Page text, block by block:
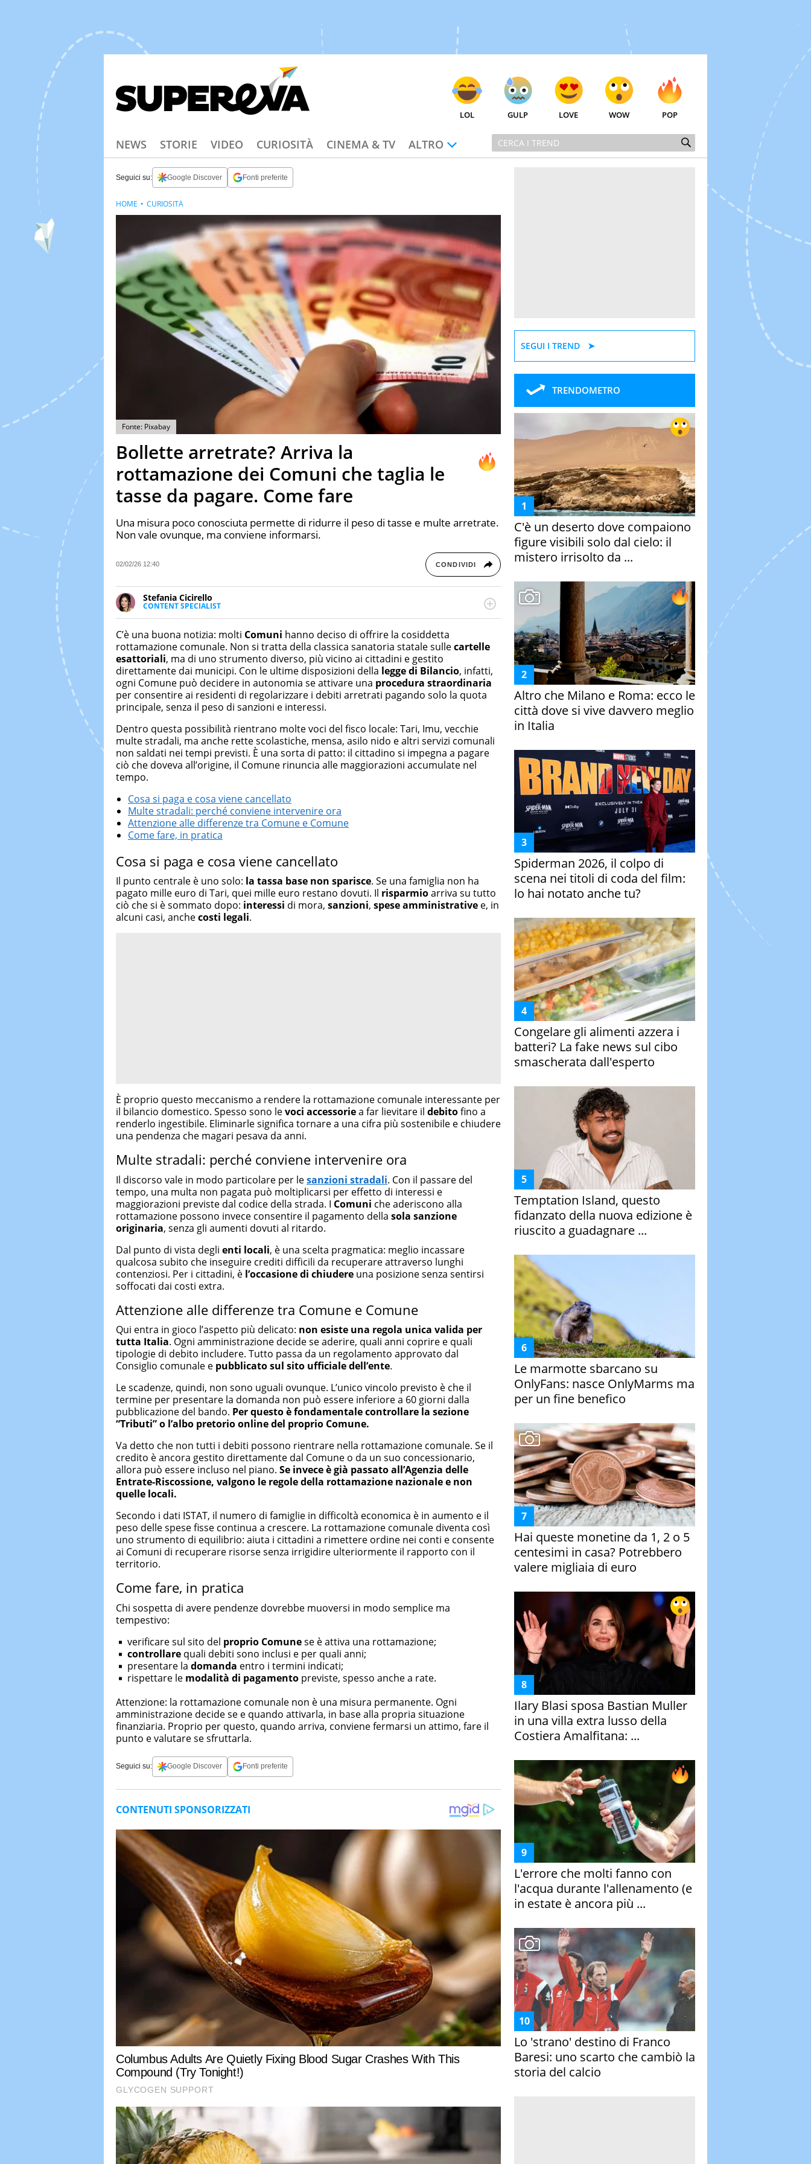
LOL GULP LOVE WOW POP
NEWS STORIE VIDEO CURIOSITÀ CINEMA & TV ALTRO
Seguici su: Google Discover Fonti preferite
Fonte: Pixabay
Bollette arretrate? Arriva la
rottamazione dei Comuni che taglia le
tasse da pagare. Come fare
Una misura poco conosciuta permette di ridurre il peso di tasse e multe arretrate.
Non vale ovunque, ma conviene informarsi.
02/02/26 12:40 CONDIVIDI
Stefania Cicirello
CONTENT SPECIALIST
Content writer, video editor e fotografa, ha conseguito un Master in Digital & Social
focus su Costume & Società, Moda e Bellezza.
HOME CURIOSITÀ
C’è una buona notizia: molti Comuni hanno deciso di offrire la cosiddetta
rottamazione comunale. Non si tratta della classica sanatoria statale sullecartelle
esattoriali, ma di uno strumento diverso, più vicino ai cittadini e gestito
direttamente dai municipi. Con le ultime disposizioni della legge di Bilancio, infatti,
ogni Comune può decidere in autonomia se attivare una procedura straordinaria
per consentire ai residenti di regolarizzare i debiti arretrati pagando solo la quota
principale, senza il peso di sanzioni e interessi.
Dentro questa possibilità rientrano molte voci del fisco locale: Tari, Imu, vecchie
multe stradali, ma anche rette scolastiche, mensa, asilo nido e altri servizi comunali
non saldati nei tempi previsti. È una sorta di patto: il cittadino si impegna a pagare
ciò che doveva all’origine, il Comune rinuncia alle maggiorazioni accumulate nel
tempo.
Cosa si paga e cosa viene cancellato
Multe stradali: perché conviene intervenire ora
Attenzione alle differenze tra Comune e Comune
Come fare, in pratica
Cosa si paga e cosa viene cancellato
Il punto centrale è uno solo: la tassa base non sparisce. Se una famiglia non ha
pagato mille euro di Tari, quei mille euro restano dovuti. Il risparmioarriva su tutto
ciò che si è sommato dopo: interessi di mora, sanzioni, spese amministrative e, in
alcuni casi, anchecosti legali.
È proprio questo meccanismo a rendere la rottamazione comunale interessante per
il bilancio domestico. Spesso sono levoci accessoriea far lievitare il debitofino a
renderlo ingestibile. Eliminarle significa tornare a una cifra più sostenibile e chiudere
una pendenza che magari pesava da anni.
Multe stradali: perché conviene intervenire ora
Il discorso vale in modo particolare per lesanzioni stradali. Con il passare del
tempo, una multa non pagata può moltiplicarsi per effetto di interessi e
maggiorazioni previste dal codice della strada. I Comuni che aderiscono alla
rottamazione possono invece consentire il pagamento della sola sanzione
originaria, senza gli aumenti dovuti al ritardo.
Dal punto di vista degli enti locali, è una scelta pragmatica: meglio incassare
qualcosa subito che inseguire crediti difficili da recuperare attraverso lunghi
contenziosi. Per i cittadini, è l’occasione di chiudere una posizione senza sentirsi
soffocati dai costi extra.
Attenzione alle differenze tra Comune e Comune
Qui entra in gioco l’aspetto più delicato: non esiste una regola unica valida per
tutta Italia. Ogni amministrazione decide se aderire, quali anni coprire e quali
tipologie di debito includere. Tutto passa da un regolamento approvato dal
Consiglio comunale e pubblicato sul sito ufficiale dell’ente.
Le scadenze, quindi, non sono uguali ovunque. L’unico vincolo previsto è che il
termine per presentare la domanda non può essere inferiore a 60 giorni dalla
pubblicazione del bando. Per questo è fondamentale controllare la sezione
“Tributi” o l’albo pretorio online del proprio Comune.
Va detto che non tutti i debiti possono rientrare nella rottamazione comunale. Se il
credito è ancora gestito direttamente dal Comune o da un suo concessionario,
allora può essere incluso nel piano. Se invece è già passato all’Agenzia delle
Entrate-Riscossione, valgono le regole della rottamazione nazionale e non
quelle locali.
Secondo i dati ISTAT, il numero di famiglie in difficoltà economica è in aumento e il
peso delle spese fisse continua a crescere. La rottamazione comunale diventa così
uno strumento di equilibrio: aiuta i cittadini a rimettere ordine nei conti e consente
ai Comuni di recuperare risorse senza irrigidire ulteriormente il rapporto con il
territorio.
Come fare, in pratica
Chi sospetta di avere pendenze dovrebbe muoversi in modo semplice ma
tempestivo:
verificare sul sito del proprio Comunese è attiva una rottamazione;
controllare quali debiti sono inclusi e per quali anni;
presentare la domanda entro i termini indicati;
rispettare le modalità di pagamento previste, spesso anche a rate.
Attenzione: la rottamazione comunale non è una misura permanente. Ogni
amministrazione decide se e quando attivarla, in base alla propria situazione
finanziaria. Proprio per questo, quando arriva, conviene fermarsi un attimo, fare il
punto e valutare se sfruttarla.
Seguici su: Google Discover Fonti preferite
SEGUI I TREND
TRENDOMETRO
C'è un deserto dove compaiono
figure visibili solo dal cielo: il
mistero irrisolto da ...
Altro che Milano e Roma: ecco le
città dove si vive davvero meglio
in Italia
Spiderman 2026, il colpo di
scena nei titoli di coda del film:
lo hai notato anche tu?
Congelare gli alimenti azzera i
batteri? La fake news sul cibo
smascherata dall'esperto
Temptation Island, questo
fidanzato della nuova edizione è
riuscito a guadagnare ...
Le marmotte sbarcano su
OnlyFans: nasce OnlyMarms ma
per un fine benefico
Hai queste monetine da 1, 2 o 5
centesimi in casa? Potrebbero
valere migliaia di euro
Ilary Blasi sposa Bastian Muller
in una villa extra lusso della
Costiera Amalfitana: ...
L'errore che molti fanno con
l'acqua durante l'allenamento (e
in estate è ancora più ...
Lo 'strano' destino di Franco
Baresi: uno scarto che cambiò la
storia del calcio